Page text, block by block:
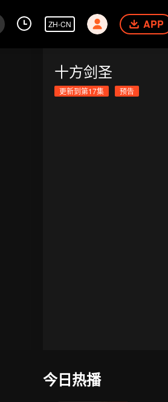
ZH-CN APP
十方剑圣
更新到第17集 预告
今日热播